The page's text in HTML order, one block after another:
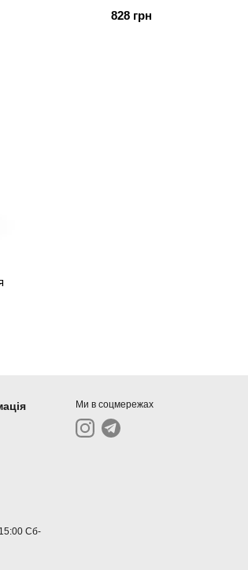
828 грн
Сб-
Ми в соцмережах